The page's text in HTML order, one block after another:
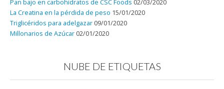
Pan bajo en carbohidratos de CSC Foods 02/03/2020
La Creatina en la pérdida de peso 15/01/2020
Triglicéridos para adelgazar 09/01/2020
Millonarios de Azúcar 02/01/2020
NUBE DE ETIQUETAS